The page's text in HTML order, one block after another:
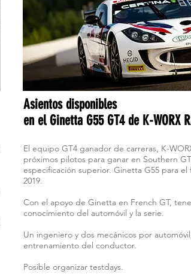
Asientos disponibles
en el Ginetta G55 GT4 de K-WORX
El equipo GT4 ganador de carreras, K-
próximos pilotos para ganar en Southern
especificación superior. Ginetta G55 para
2019.
Con el apoyo de Ginetta en French GT,
conocimiento del automóvil y la serie.
Un ingeniero y dos mecánicos por
entrenamiento del conductor.
Posible organizar testdays.